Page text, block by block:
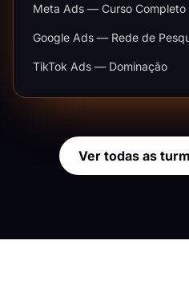
Meta Ads — Curso Completo
Google Ads — Rede de
TikTok Ads — Dominação
Ver todas as